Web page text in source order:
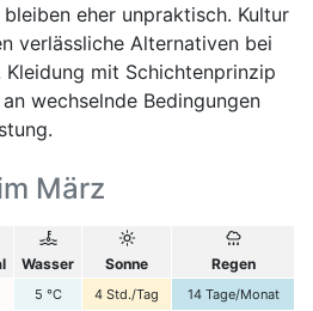
eher unpraktisch. Kultur
verlässliche Alternativen bei
mit Schichtenprinzip
wechselnde Bedingungen
März
Wasser Sonne Regen
5 °C 4 Std./Tag 14 Tage/Monat